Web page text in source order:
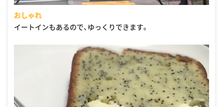
おしゃれ
イートインもあるので、ゆっくりできます。